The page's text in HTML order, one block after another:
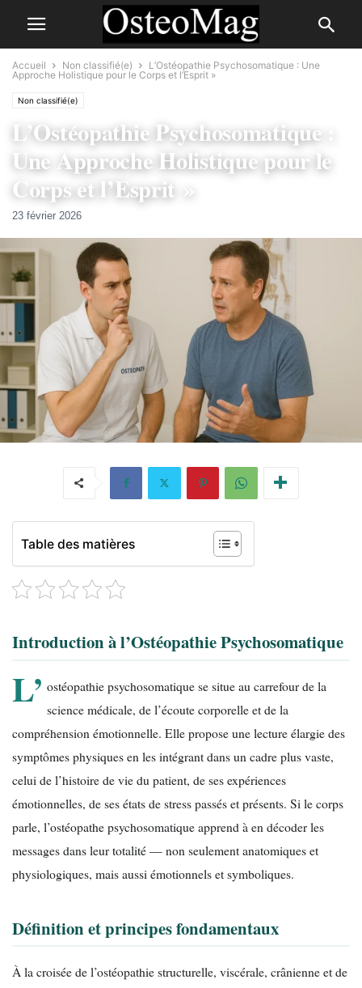
Accueil Non classifié(e)
L’Ostéopathie Psychosomatique : Une
Approche Holistique pour le Corps et l’Esprit »
Non classifié(e)
L’Ostéopathie Psychosomatique :
Une Approche Holistique pour le
Corps et l’Esprit »
23 février 2026
Table des matières
Introduction à l’Ostéopathie Psychosomatique
L’ ostéopathie psychosomatique se situe au carrefour de la
science médicale, de l’écoute corporelle et de la
compréhension émotionnelle. Elle propose une lecture élargie des
symptômes physiques en les intégrant dans un cadre plus vaste,
celui de l’histoire de vie du patient, de ses expériences
émotionnelles, de ses états de stress passés et présents. Si le corps
parle, l’ostéopathe psychosomatique apprend à en décoder les
messages dans leur totalité — non seulement anatomiques et
physiologiques, mais aussi émotionnels et symboliques.
Définition et principes fondamentaux
À la croisée de l’ostéopathie structurelle, viscérale, crânienne et de